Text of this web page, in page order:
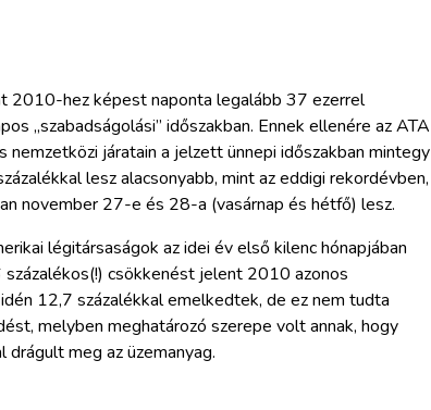
2010-hez képest naponta legalább 37 ezerrel
„szabadságolási” időszakban. Ennek ellenére az ATA
járatain a jelzett ünnepi időszakban mintegy
lesz alacsonyabb, mint az eddigi rekordévben,
november 27-e és 28-a (vasárnap és hétfő) lesz.
légitársaságok az idei év első kilenc hónapjában
csökkenést jelent 2010 azonos
12,7 százalékkal emelkedtek, de ez nem tudta
melyben meghatározó szerepe volt annak, hogy
meg az üzemanyag.